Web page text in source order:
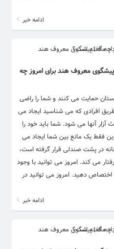
ادامه خبر
خرداد ماه | پیشگوی معروف هند برای امروز چه
حمایت می کنند و شما را راضی
افرادی که می شناسید ایجاد می
آنها می شود. شما باید خود را
فقط یک مانع بین شما ایجاد می
در پشت صندلی قرار گرفته است،
می کند. امروز می توانید با وجود
دهید. امروز می توانید در
ادامه خبر